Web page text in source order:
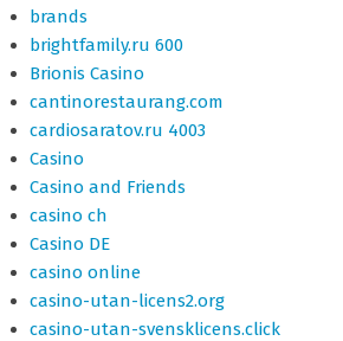
brands
brightfamily.ru 600
Brionis Casino
cantinorestaurang.com
cardiosaratov.ru 4003
Casino
Casino and Friends
casino ch
Casino DE
casino online
casino-utan-licens2.org
casino-utan-svensklicens.click